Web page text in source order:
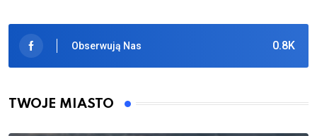
0.8K
Obserwują Nas
TWOJE MIASTO